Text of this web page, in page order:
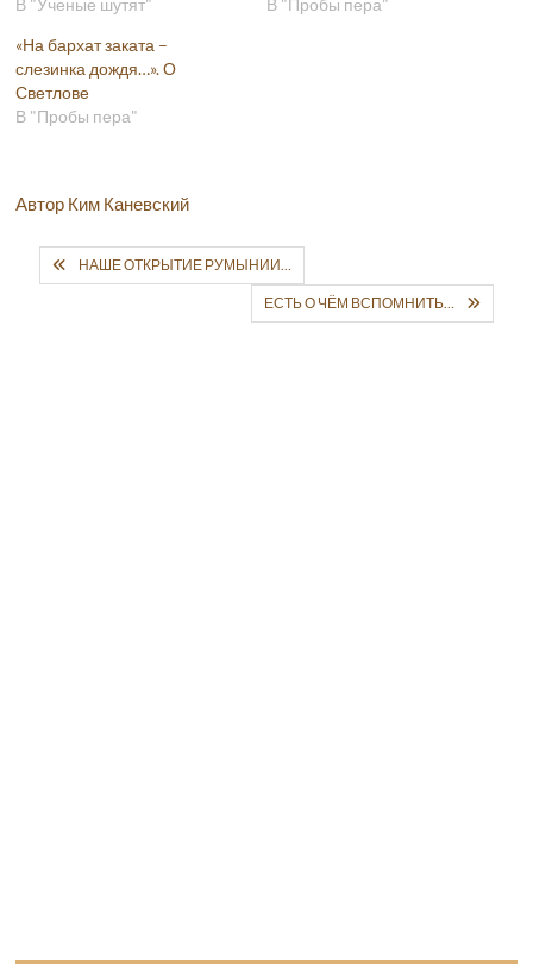
В "Ученые шутят"
В "Пробы пера"
«На бархат заката –
слезинка дождя…». О
Светлове
В "Пробы пера"
Автор Ким Каневский
НАШЕ ОТКРЫТИЕ РУМЫНИИ…
ЕСТЬ О ЧЁМ ВСПОМНИТЬ…